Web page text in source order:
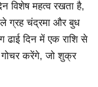
विशेष महत्व रखता है,
ग्रह चंद्रमा और बुध
दिन में एक राशि से
गोचर करेंगे, जो शुक्र